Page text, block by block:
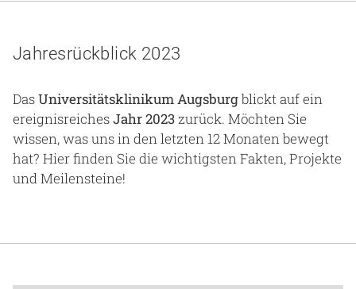
Notaufnahme
Jahresrückblick 2023
DasUniversitätsklinikum Augsburgblickt auf ein
ereignisreichesJahr 2023 zurück. Möchten Sie
wissen, was uns in den letzten 12 Monaten bewegt
hat? Hier finden Sie die wichtigsten Fakten, Projekte
und Meilensteine!